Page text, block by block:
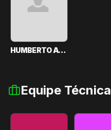
HUMBERTO AVELAR
Equipe Técnica